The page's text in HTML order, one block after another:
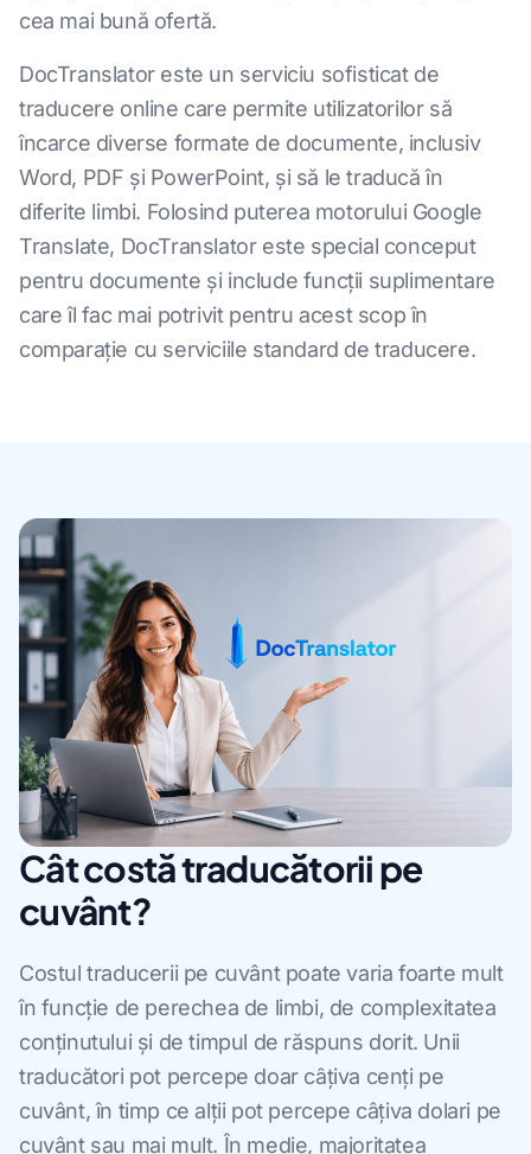
cea mai bună ofertă.
DocTranslator este un serviciu sofisticat de
traducere online care permite utilizatorilor să
încarce diverse formate de documente, inclusiv
Word, PDF și PowerPoint, și să le traducă în
diferite limbi. Folosind puterea motorului Google
Translate, DocTranslator este special conceput
pentru documente și include funcții suplimentare
care îl fac mai potrivit pentru acest scop în
comparație cu serviciile standard de traducere.
Cât costă traducătorii pe
cuvânt?
Costul traducerii pe cuvânt poate varia foarte mult
în funcție de perechea de limbi, de complexitatea
conținutului și de timpul de răspuns dorit. Unii
traducători pot percepe doar câțiva cenți pe
cuvânt, în timp ce alții pot percepe câțiva dolari pe
cuvânt sau mai mult. În medie, majoritatea